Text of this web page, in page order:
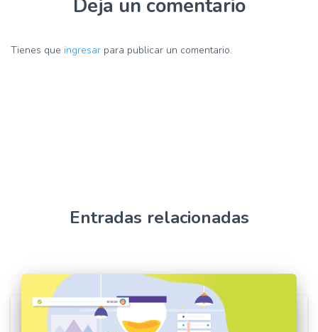
Deja un comentario
Tienes que ingresar para publicar un comentario.
Entradas relacionadas